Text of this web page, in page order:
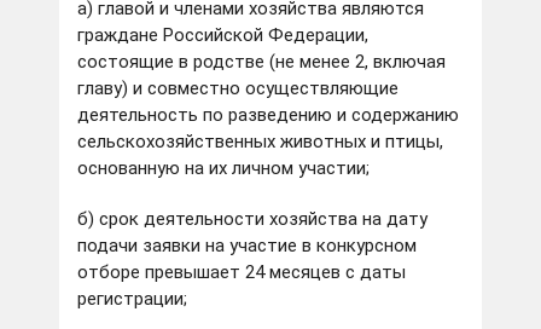
а) главой и членами хозяйства являются
граждане Российской Федерации,
состоящие в родстве (не менее 2, включая
главу) и совместно осуществляющие
деятельность по разведению и содержанию
сельскохозяйственных животных и птицы,
основанную на их личном участии;
б) срок деятельности хозяйства на дату
подачи заявки на участие в конкурсном
отборе превышает 24 месяцев с даты
регистрации;